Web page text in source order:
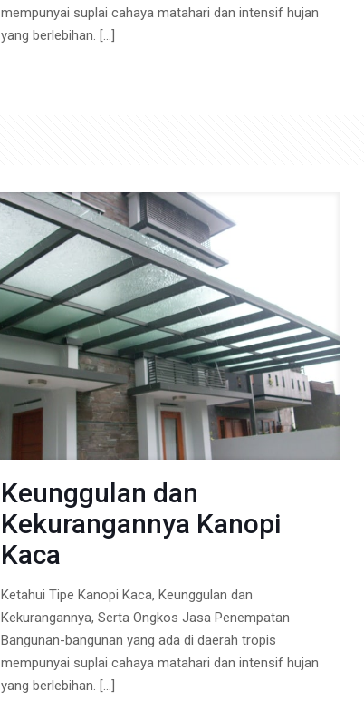
mempunyai suplai cahaya matahari dan intensif hujan
yang berlebihan. […]
Keunggulan dan
Kekurangannya Kanopi
Kaca
Ketahui Tipe Kanopi Kaca, Keunggulan dan
Kekurangannya, Serta Ongkos Jasa Penempatan
Bangunan-bangunan yang ada di daerah tropis
mempunyai suplai cahaya matahari dan intensif hujan
yang berlebihan. […]